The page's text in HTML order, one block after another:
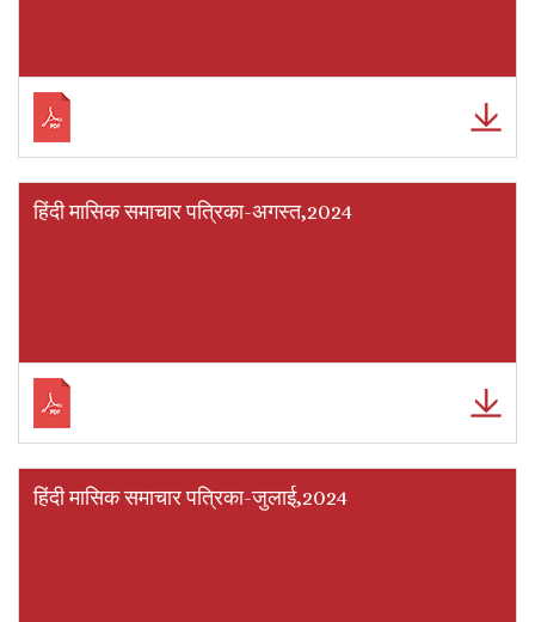
हिंदी मासिक समाचार पत्रिका-अगस्त,2024
हिंदी मासिक समाचार पत्रिका-जुलाई,2024